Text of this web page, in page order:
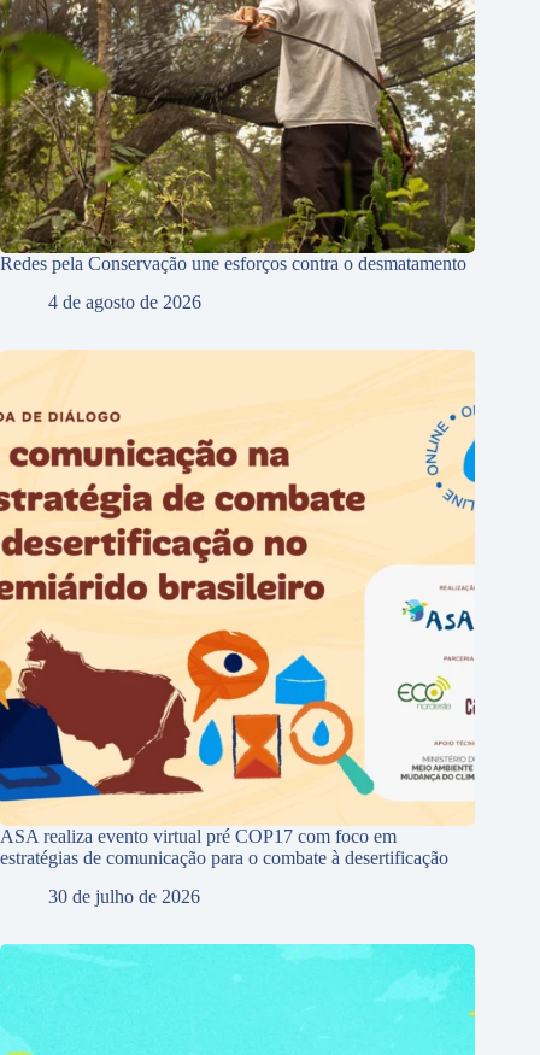
Redes pela Conservação une esforços contra o desmatamento
4 de agosto de 2026
ASA realiza evento virtual pré COP17 com foco em
estratégias de comunicação para o combate à desertificação
30 de julho de 2026